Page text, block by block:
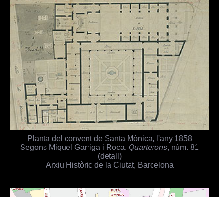
Planta del convent de Santa Mònica, l'any 1858
Segons Miquel Garriga i Roca. Quarterons, núm. 81
(detall)
Arxiu Històric de la Ciutat, Barcelona